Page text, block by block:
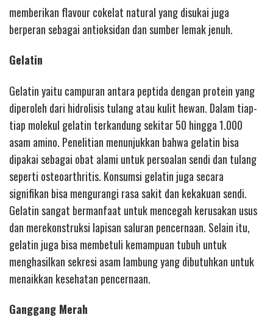
memberikan flavour cokelat natural yang disukai juga
berperan sebagai antioksidan dan sumber lemak jenuh.
Gelatin
Gelatin yaitu campuran antara peptida dengan protein yang
diperoleh dari hidrolisis tulang atau kulit hewan. Dalam tiap-
tiap molekul gelatin terkandung sekitar 50 hingga 1.000
asam amino. Penelitian menunjukkan bahwa gelatin bisa
dipakai sebagai obat alami untuk persoalan sendi dan tulang
seperti osteoarthritis. Konsumsi gelatin juga secara
signifikan bisa mengurangi rasa sakit dan kekakuan sendi.
Gelatin sangat bermanfaat untuk mencegah kerusakan usus
dan merekonstruksi lapisan saluran pencernaan. Selain itu,
gelatin juga bisa membetuli kemampuan tubuh untuk
menghasilkan sekresi asam lambung yang dibutuhkan untuk
menaikkan kesehatan pencernaan.
Ganggang Merah